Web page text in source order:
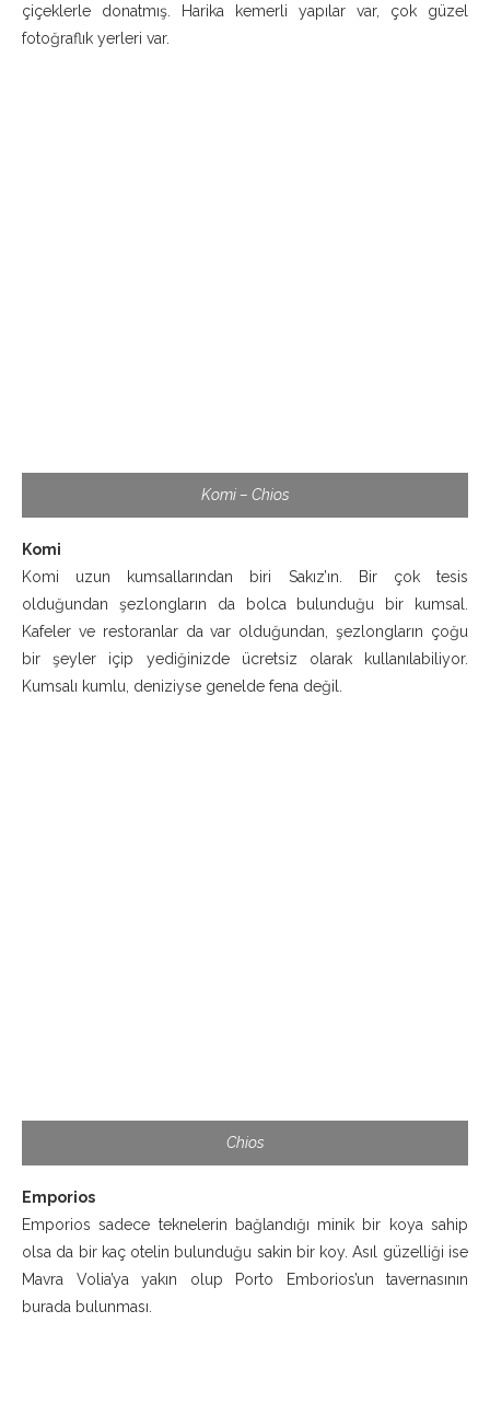
çiçeklerle donatmış. Harika kemerli yapılar var, çok güzel
fotoğraflık yerleri var.
Komi – Chios
Komi
Komi uzun kumsallarından biri Sakız’ın. Bir çok tesis
olduğundan şezlongların da bolca bulunduğu bir kumsal.
Kafeler ve restoranlar da var olduğundan, şezlongların çoğu
bir şeyler içip yediğinizde ücretsiz olarak kullanılabiliyor.
Kumsalı kumlu, deniziyse genelde fena değil.
Chios
Emporios
Emporios sadece teknelerin bağlandığı minik bir koya sahip
olsa da bir kaç otelin bulunduğu sakin bir koy. Asıl güzelliği ise
Mavra Volia’ya yakın olup Porto Emborios’un tavernasının
burada bulunması.